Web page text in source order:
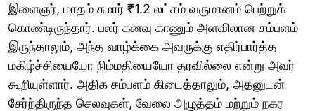
இளைஞர், மாதம் சுமார் ₹1.2 லட்சம் வருமானம் பெற்றுக்
கொண்டிருந்தார். பலர் கனவு காணும் அளவிலான சம்பளம்
இருந்தாலும், அந்த வாழ்க்கை அவருக்கு எதிர்பார்த்த
மகிழ்ச்சியையோ நிம்மதியையோ தரவில்லை என்று அவர்
கூறியுள்ளார். அதிக சம்பளம் கிடைத்தாலும், அதனுடன்
சேர்ந்திருந்த செலவுகள், வேலை அழுத்தம் மற்றும் நகர